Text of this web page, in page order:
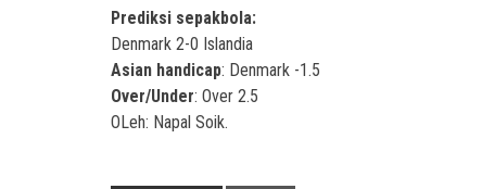
Prediksi sepakbola:
Denmark 2-0 Islandia
Asian handicap: Denmark -1.5
Over/Under: Over 2.5
OLeh: Napal Soik.